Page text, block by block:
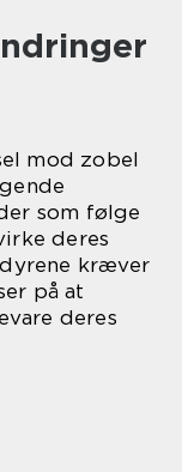
mod zobel
som følge
deres
kræver
på at
deres